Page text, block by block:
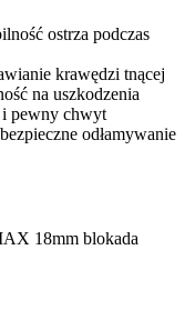
ostrza podczas
krawędzi tnącej
na uszkodzenia
i pewny chwyt
odłamywanie
18mm blokada